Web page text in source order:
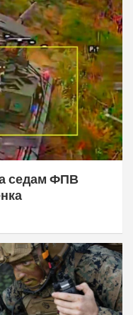
седам ФПВ